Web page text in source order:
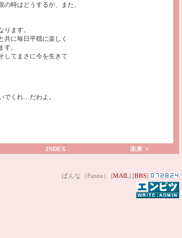
の時はどうするか、また、
ります。
共に毎日平穏に楽しく
。
してまさに今を生きて
でくれ…だわよ。
INDEX 未来 ＞
ぱんな（Panna） [MAIL] [BBS]